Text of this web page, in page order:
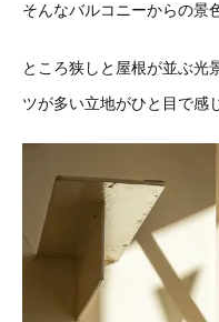
そんなバルコニーからの景
ところ狭しと屋根が並ぶ光
ツが多い立地がひと目で感